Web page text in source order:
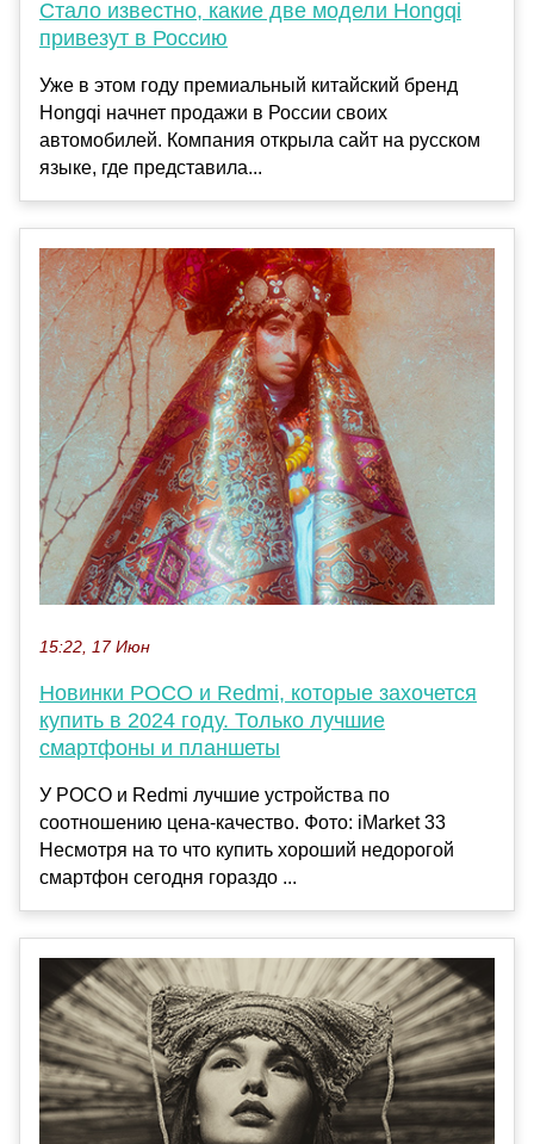
Стало известно, какие две модели Hongqi
привезут в Россию
Уже в этом году премиальный китайский бренд
Hongqi начнет продажи в России своих
автомобилей. Компания открыла сайт на русском
языке, где представила...
15:22, 17 Июн
Новинки POCO и Redmi, которые захочется
купить в 2024 году. Только лучшие
смартфоны и планшеты
У POCO и Redmi лучшие устройства по
соотношению цена-качество. Фото: iMarket 33
Несмотря на то что купить хороший недорогой
смартфон сегодня гораздо ...